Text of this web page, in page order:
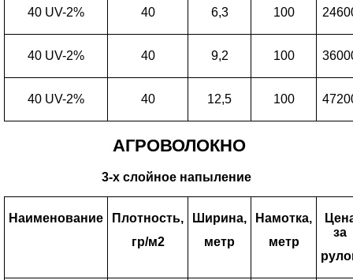
40 UV-2% 40 6,3 100
40 UV-2% 40 9,2 100
40 UV-2% 40 12,5 100
АГРОВОЛОКНО
3-х слойное напыление
Наименование
Плотность,
гр/м2
Ширина,
метр
Намотка,
метр
за